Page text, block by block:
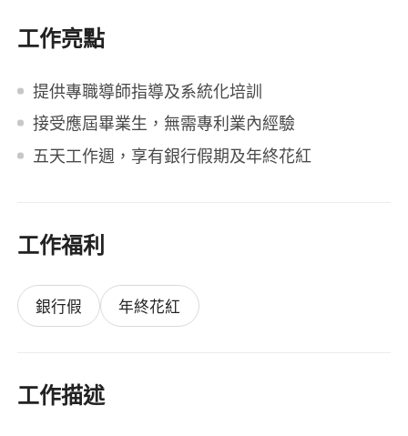
工作亮點
提供專職導師指導及系統化培訓
接受應屆畢業生，無需專利業內經驗
五天工作週，享有銀行假期及年終花紅
工作福利
銀行假 年終花紅
工作描述